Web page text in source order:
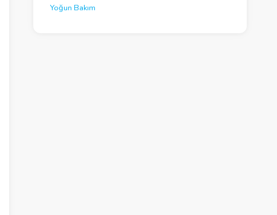
Yoğun Bakım